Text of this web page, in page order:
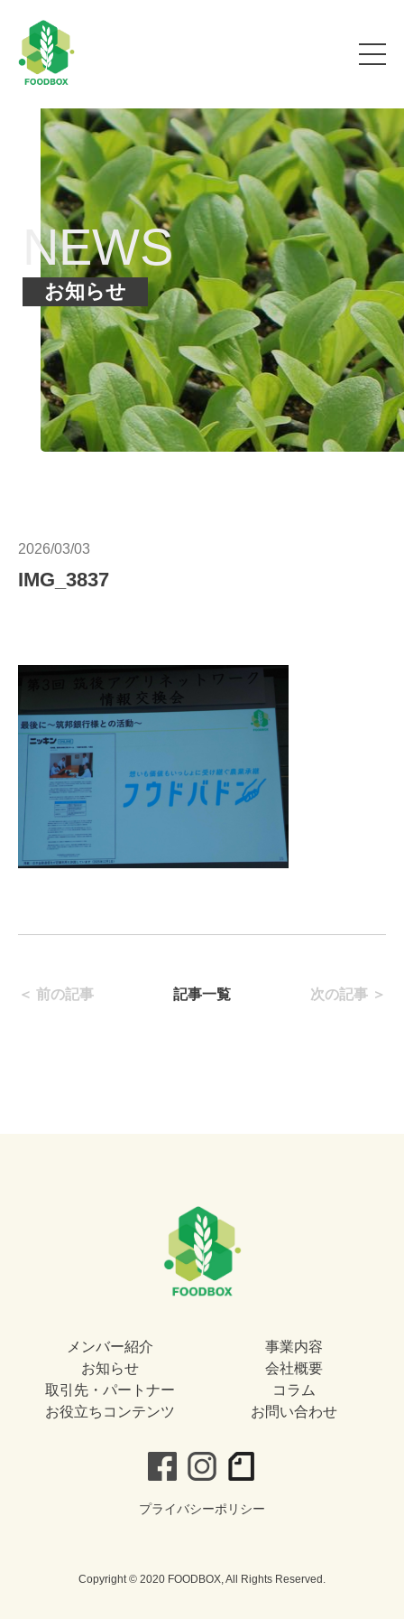
NEWS
お知らせ
2026/03/03
IMG_3837
＜ 前の記事 記事一覧 次の記事 ＞
メンバー紹介
事業内容
お知らせ
会社概要
取引先・パートナー
コラム
お役立ちコンテンツ
お問い合わせ
プライバシーポリシー
Copyright © 2020 FOODBOX, All Rights Reserved.